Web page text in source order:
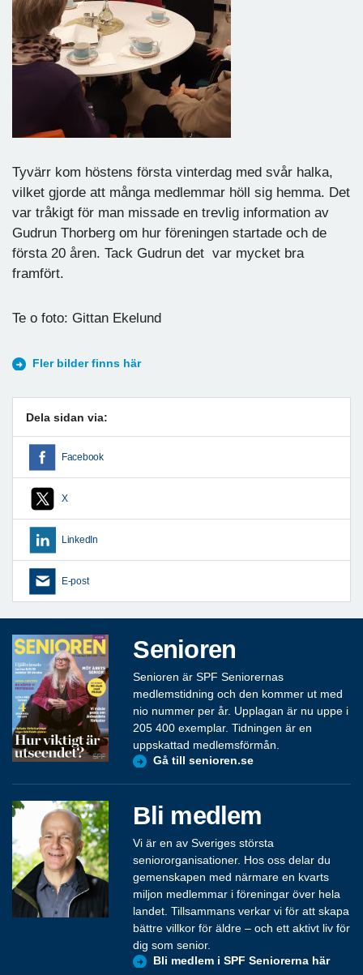
Tyvärr kom höstens första vinterdag med svår halka,
vilket gjorde att många medlemmar höll sig hemma. Det
var tråkigt för man missade en trevlig information av
Gudrun Thorberg om hur föreningen startade och de
första 20 åren. Tack Gudrun det var mycket bra
framfört.
Te o foto: Gittan Ekelund
Fler bilder finns här
Dela sidan via:
Facebook
X
LinkedIn
E-post
Senioren
Senioren är SPF Seniorernas
medlemstidning och den kommer ut med
nio nummer per år. Upplagan är nu uppe i
205 400 exemplar. Tidningen är en
uppskattad medlemsförmån.
Gå till senioren.se
Bli medlem
Vi är en av Sveriges största
seniororganisationer. Hos oss delar du
gemenskapen med närmare en kvarts
miljon medlemmar i föreningar över hela
landet. Tillsammans verkar vi för att skapa
bättre villkor för äldre – och ett aktivt liv för
dig som senior.
Bli medlem i SPF Seniorerna här